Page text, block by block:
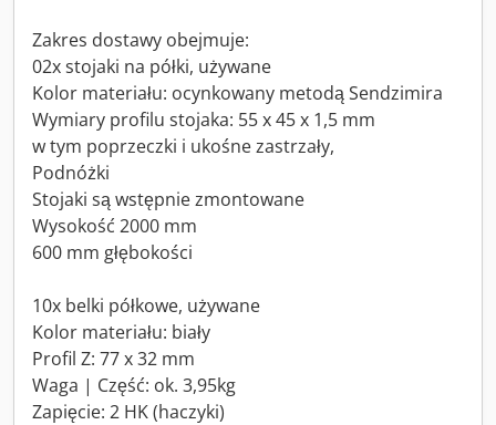
Zakres dostawy obejmuje:
02x stojaki na półki, używane
Kolor materiału: ocynkowany metodą Sendzimira
Wymiary profilu stojaka: 55 x 45 x 1,5 mm
w tym poprzeczki i ukośne zastrzały,
Podnóżki
Stojaki są wstępnie zmontowane
Wysokość 2000 mm
600 mm głębokości
10x belki półkowe, używane
Kolor materiału: biały
Profil Z: 77 x 32 mm
Waga | Część: ok. 3,95kg
Zapięcie: 2 HK (haczyki)